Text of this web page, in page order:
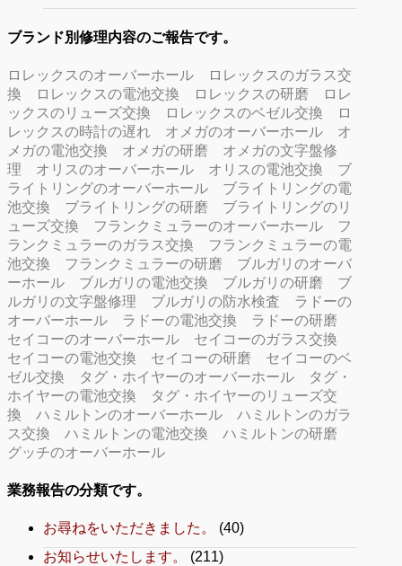
ブランド別修理内容のご報告です。
ロレックスのオーバーホール
ロレックスのガラス交
換
ロレックスの電池交換 ロレックスの研磨
ロレ
ックスのリューズ交換
ロレックスのベゼル交換
ロ
レックスの時計の遅れ
オメガのオーバーホール
オ
メガの電池交換
オメガの研磨
オメガの文字盤修
理
オリスのオーバーホール オリスの電池交換
ブ
ライトリングのオーバーホール
ブライトリングの電
池交換
ブライトリングの研磨
ブライトリングのリ
ューズ交換
フランクミュラーのオーバーホール
フ
ランクミュラーのガラス交換
フランクミュラーの電
池交換
フランクミュラーの研磨
ブルガリのオーバ
ーホール
ブルガリの電池交換 ブルガリの研磨
ブ
ルガリの文字盤修理
ブルガリの防水検査
ラドーの
オーバーホール
ラドーの電池交換
ラドーの研磨
セイコーのオーバーホール
セイコーのガラス交換
セイコーの電池交換
セイコーの研磨
セイコーのベ
ゼル交換
タグ・ホイヤーのオーバーホール
タグ・
ホイヤーの電池交換
タグ・ホイヤーのリューズ交
換
ハミルトンのオーバーホール
ハミルトンのガラ
ス交換
ハミルトンの電池交換
ハミルトンの研磨
グッチのオーバーホール
業務報告の分類です。
お尋ねをいただきました。
(40)
お知らせいたします。
(211)